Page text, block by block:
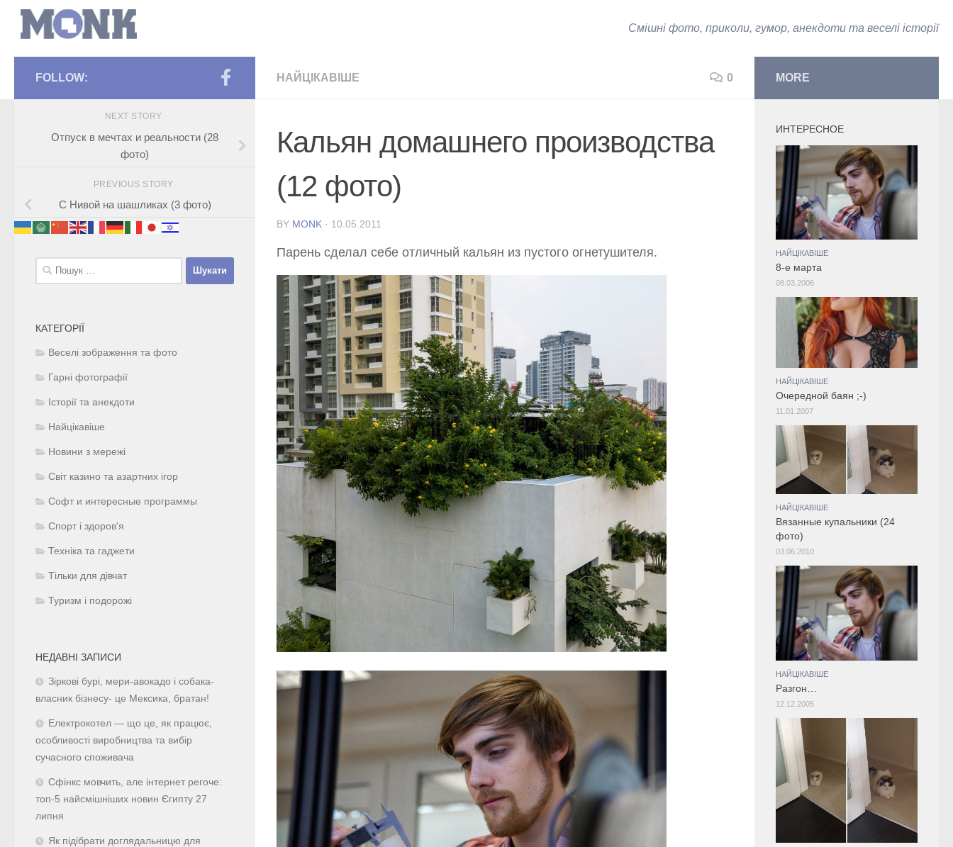
Смішні фото, приколи, гумор, анекдоти та веселі історії
НАЙЦІКАВІШЕ 0
Кальян домашнего производства
(12 фото)
BY MONK · 10.05.2011
Парень сделал себе отличный кальян из пустого огнетушителя.
FOLLOW:
NEXT STORY
Отпуск в мечтах и реальности (28
фото)
PREVIOUS STORY
С Нивой на шашликах (3 фото)
Пошук:
КАТЕГОРІЇ
Веселі зображення та фото
Гарні фотографії
Історії та анекдоти
Найцікавіше
Новини з мережі
Світ казино та азартних ігор
Софт и интересные программы
Спорт і здоров'я
Техніка та гаджети
Тільки для дівчат
Туризм і подорожі
НЕДАВНІ ЗАПИСИ
Зіркові бурі, мери-авокадо і собака-
власник бізнесу- це Мексика, братан!
Електрокотел — що це, як працює,
особливості виробництва та вибір
сучасного споживача
Сфінкс мовчить, але інтернет регоче:
топ-5 найсмішніших новин Єгипту 27
липня
Як підібрати доглядальницю для
MORE
ИНТЕРЕСНОЕ
НАЙЦІКАВІШЕ
8-е марта
08.03.2006
НАЙЦІКАВІШЕ
Очередной баян ;-)
11.01.2007
НАЙЦІКАВІШЕ
Вязанные купальники (24
фото)
03.06.2010
НАЙЦІКАВІШЕ
Разгон…
12.12.2005